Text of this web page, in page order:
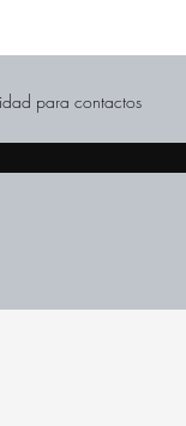
para contactos